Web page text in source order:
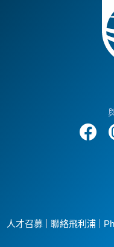
人才召募 聯絡飛利浦